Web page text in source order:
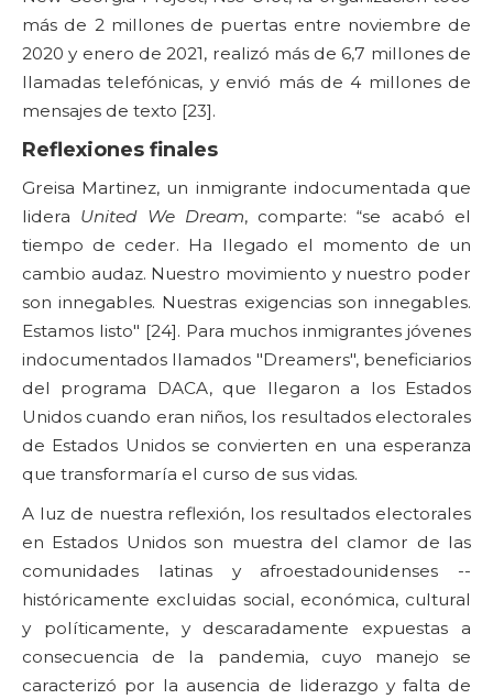
más de 2 millones de puertas entre noviembre de
2020 y enero de 2021, realizó más de 6,7 millones de
llamadas telefónicas, y envió más de 4 millones de
mensajes de texto [23].
Reflexiones finales
Greisa Martinez, un inmigrante indocumentada que
lidera United We Dream, comparte: “se acabó el
tiempo de ceder. Ha llegado el momento de un
cambio audaz. Nuestro movimiento y nuestro poder
son innegables. Nuestras exigencias son innegables.
Estamos listo" [24]. Para muchos inmigrantes jóvenes
indocumentados llamados "Dreamers", beneficiarios
del programa DACA, que llegaron a los Estados
Unidos cuando eran niños, los resultados electorales
de Estados Unidos se convierten en una esperanza
que transformaría el curso de sus vidas.
A luz de nuestra reflexión, los resultados electorales
en Estados Unidos son muestra del clamor de las
comunidades latinas y afroestadounidenses --
históricamente excluidas social, económica, cultural
y políticamente, y descaradamente expuestas a
consecuencia de la pandemia, cuyo manejo se
caracterizó por la ausencia de liderazgo y falta de